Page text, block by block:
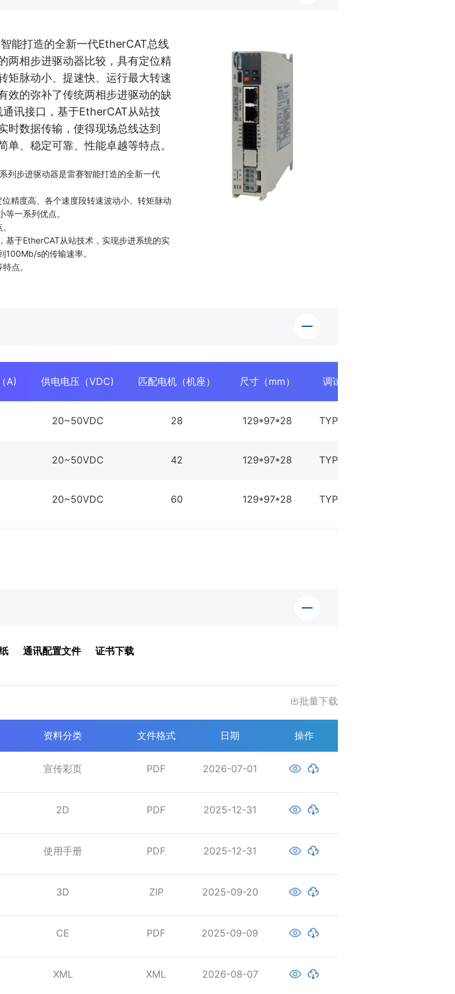
能打造的全新一代EtherCAT总线
两相步进驱动器比较，具有定位精
矩脉动小、提速快、运行最大转速
效的弥补了传统两相步进驱动的缺
讯接口，基于EtherCAT从站技
时数据传输，使得现场总线达到
、稳定可靠、性能卓越等特点。
列步进驱动器是雷赛智能打造的全新一代
精度高、各个速度段转速波动小、转矩脉动
一系列优点。
基于EtherCAT从站技术，实现步进系统的实
100Mb/s的传输速率。
点。
A) 供电电压（VDC) 匹配电机（机座） 尺寸（mm） 调试口
20~50VDC 28 129*97*28 TYPE-C
20~50VDC 42 129*97*28 TYPE-C
20~50VDC 60 129*97*28 TYPE-C
通讯配置文件 证书下载
批量下载
资料分类 文件格式 日期 操作
宣传彩页 PDF 2026-07-01
2D PDF 2025-12-31
使用手册 PDF 2025-12-31
3D ZIP 2025-09-20
CE PDF 2025-09-09
XML XML 2026-08-07